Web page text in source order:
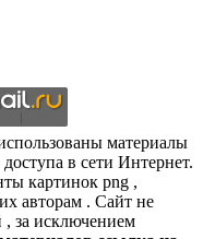
материалы
в сети Интернет.
картинок png ,
авторам . Сайт не
, за исключением